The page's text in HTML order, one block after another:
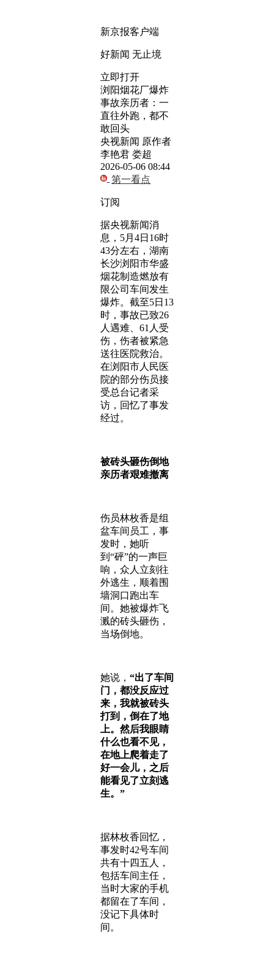
新京报客户端
好新闻 无止境
立即打开
浏阳烟花厂爆炸
事故亲历者：一
直往外跑，都不
敢回头
央视新闻 原作者
李艳君 娄超
2026-05-06 08:44
第一看点
订阅
据央视新闻消
息，5月4日16时
43分左右，湖南
长沙浏阳市华盛
烟花制造燃放有
限公司车间发生
爆炸。截至5日13
时，事故已致26
人遇难、61人受
伤，伤者被紧急
送往医院救治。
在浏阳市人民医
院的部分伤员接
受总台记者采
访，回忆了事发
经过。
被砖头砸伤倒地
亲历者艰难撤离
伤员林枚香是组
盆车间员工，事
发时，她听
到“砰”的一声巨
响，众人立刻往
外逃生，顺着围
墙洞口跑出车
间。她被爆炸飞
溅的砖头砸伤，
当场倒地。
她说， “出了车间
门，都没反应过
来，我就被砖头
打到，倒在了地
上。然后我眼睛
什么也看不见，
在地上爬着走了
好一会儿，之后
能看见了立刻逃
生。”
据林枚香回忆，
事发时42号车间
共有十四五人，
包括车间主任，
当时大家的手机
都留在了车间，
没记下具体时
间。